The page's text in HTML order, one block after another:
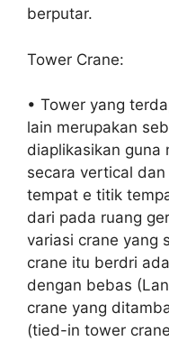
berputar.
Tower Crane:
• Tower yang
lain merupakan
diaplikasikan guna
secara vertical
tempat e titik
dari pada ruang
variasi crane yang
crane itu berdri
dengan bebas
crane yang
(tied-in tower